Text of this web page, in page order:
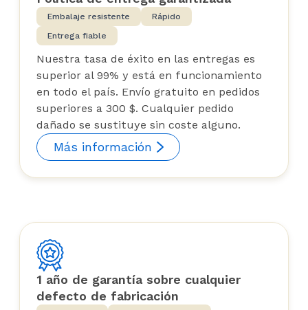
Embalaje resistente
Rápido
Entrega fiable
Nuestra tasa de éxito en las entregas es
superior al 99% y está en funcionamiento
en todo el país. Envío gratuito en pedidos
superiores a 300 $. Cualquier pedido
dañado se sustituye sin coste alguno.
Más información
1 año de garantía sobre cualquier
defecto de fabricación